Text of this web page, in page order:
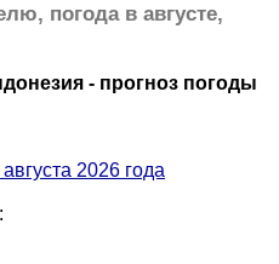
погода в августе,
- прогноз погоды
2026 года
: